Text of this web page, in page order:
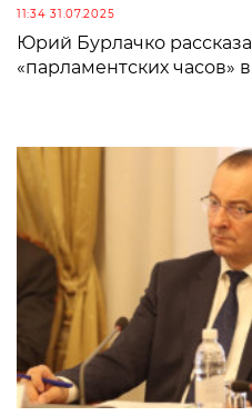
11:34 31.07.2025
Юрий Бурлачко
«парламентских часов»